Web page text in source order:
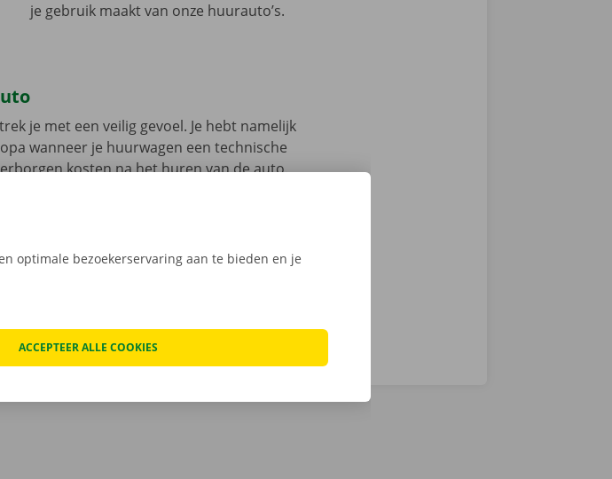
je gebruik maakt van onze huurauto’s.
je met een veilig gevoel. Je hebt namelijk
wanneer je huurwagen een technische
kosten na het huren van de auto.
optimale bezoekerservaring aan te bieden en je
ACCEPTEER ALLE COOKIES